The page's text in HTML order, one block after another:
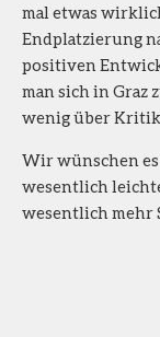
mal etwas
Endplatzierung
positiven
man sich in
wenig über
Wir wünschen
wesentlich
wesentlich mehr